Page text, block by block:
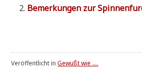
Bemer­kun­gen zur
Veröffentlicht inGewußt wie ....